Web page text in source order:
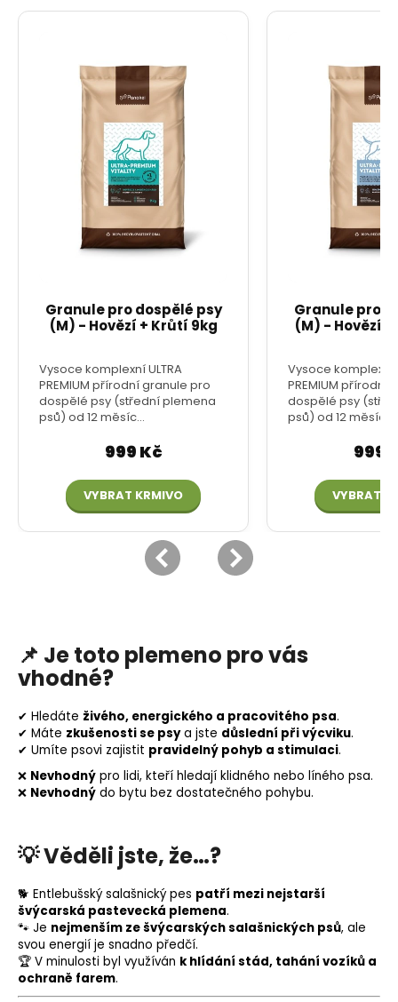
📌 Je toto plemeno pro vás
vhodné?
✔ Hledáte živého, energického a pracovitého psa.
✔ Máte zkušenosti se psya jste důslední při výcviku.
✔ Umíte psovi zajistit pravidelný pohyb a stimulaci.
❌ Nevhodný pro lidi, kteří hledají klidného nebo líného psa.
❌ Nevhodný do bytu bez dostatečného pohybu.
💡Věděli jste, že…?
🐕 Entlebušský salašnický pes patří mezi nejstarší
švýcarská pastevecká plemena.
🐾 Je nejmenším ze švýcarských salašnických psů, ale
svou energií je snadno předčí.
🏆 V minulosti byl využíván k hlídání stád, tahání vozíků a
ochraně farem.